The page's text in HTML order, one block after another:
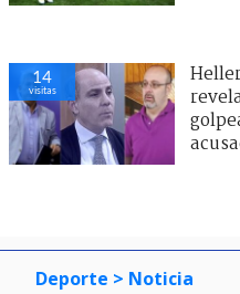
14
visitas
Deporte > Noticia